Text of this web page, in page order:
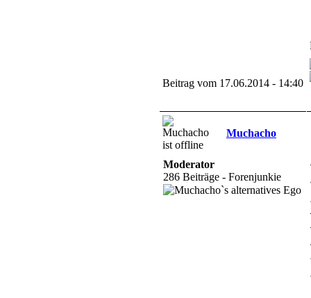
Beitrag vom 17.06.2014 - 14:40
Muchacho
Moderator
286 Beiträge - Forenjunkie